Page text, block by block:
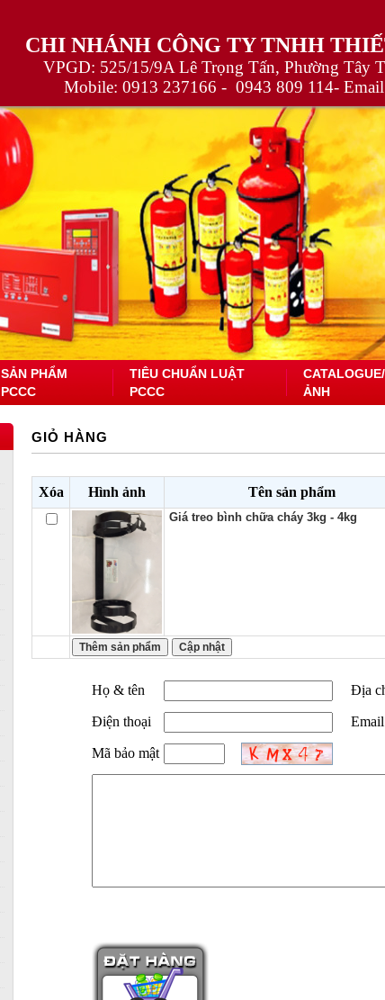
CHI NHÁNH CÔNG TY TNHH
VPGD: 525/15/9A Lê Trọng Tấn, Phường Tây
Mobile: 0913 237166 - 0943 809 114-
SẢN PHẨM
PCCC
TIÊU CHUẨN LUẬT
PCCC
ẢNH
GIỎ HÀNG
Xóa Hình ảnh Tên sản phẩm
Giá treo bình chữa cháy 3kg - 4kg
Họ & tên Địa
Điện thoại Email
Mã bảo mật